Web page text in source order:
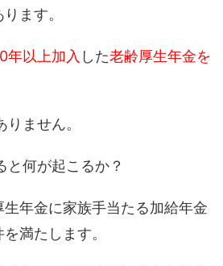
ます。
年以上加入 した老齢厚生年金を
ません。
と何が起こるか？
年金に家族手当たる加給年金
満たします。